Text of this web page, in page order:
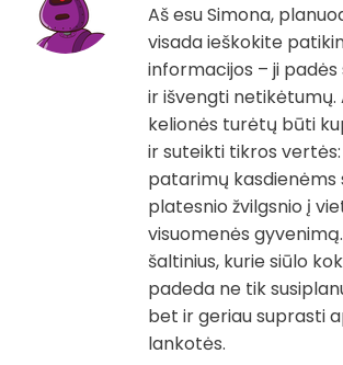
Aš esu Simona,
visada ieškokite
informacijos – ji
ir išvengti netikėtumų.
kelionės turėtų būti
ir suteikti tikros
patarimų kasdienėms
platesnio žvilgsnio į
visuomenės
šaltinius, kurie siūlo
padeda ne tik
bet ir geriau suprasti
lankotės.